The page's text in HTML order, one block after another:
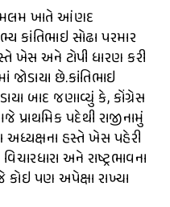
ખાતે આંણદ
કાંતિભાઇ સોઢા પરમાર
ખેસ અને ટોપી ધારણ કરી
જોડાયા છે.કાંતિભાઇ
બાદ જણાવ્યું કે, કોંગ્રેસ
પ્રાથમિક પદેથી રાજીનામું
અધ્યક્ષના હસ્તે ખેસ પહેરી
અને રાષ્ટ્રભાવના
કોઇ પણ અપેક્ષા રાખ્યા